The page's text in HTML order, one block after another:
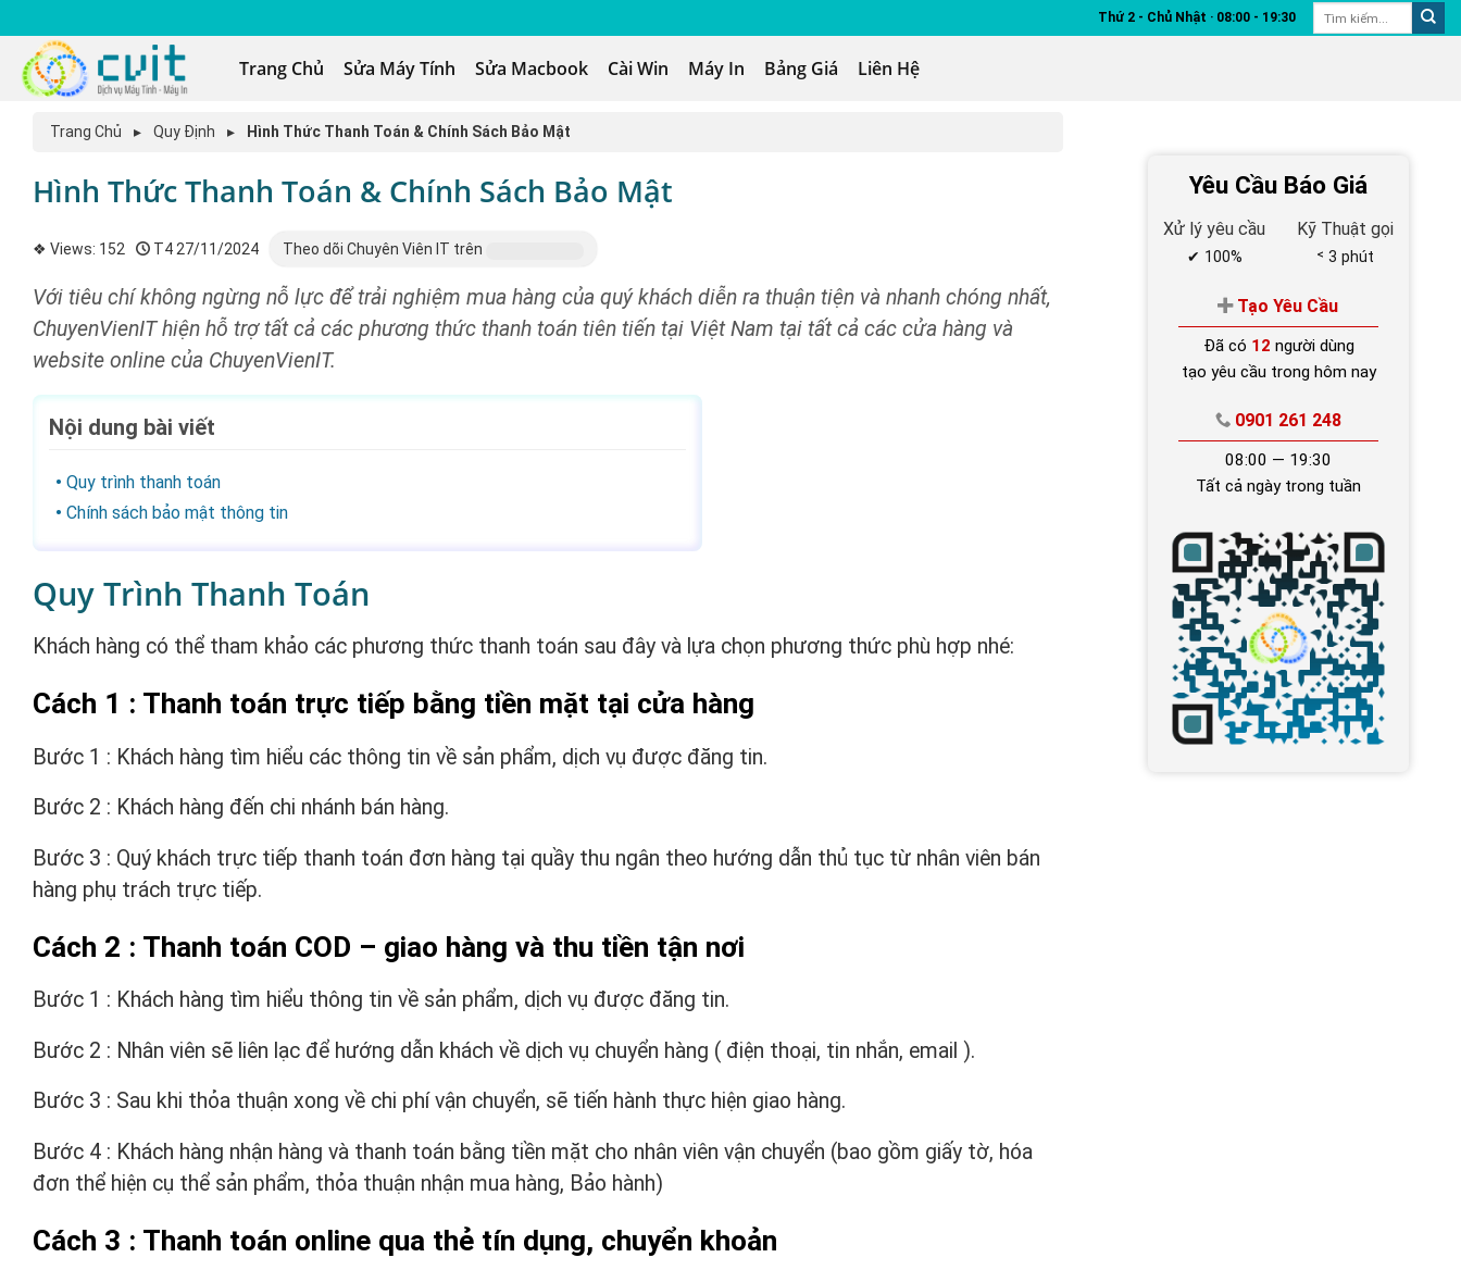
Thứ 2 - Chủ Nhật ‧ 08:00 - 19:30
Trang Chủ Sửa Máy Tính Sửa Macbook Cài Win Máy In Bảng Giá Liên Hệ
Trang Chủ ▸ Quy Định ▸ Hình Thức Thanh Toán & Chính Sách Bảo Mật
Hình Thức Thanh Toán & Chính Sách Bảo Mật
❖ Views: 152 T4 27/11/2024 Theo dõi Chuyên Viên IT trên
Với tiêu chí không ngừng nỗ lực để trải nghiệm mua hàng của quý khách diễn ra thuận tiện và nhanh chóng nhất,
ChuyenVienIT hiện hỗ trợ tất cả các phương thức thanh toán tiên tiến tại Việt Nam tại tất cả các cửa hàng và
website online của ChuyenVienIT.
Nội dung bài viết
Quy trình thanh toán
Chính sách bảo mật thông tin
Quy Trình Thanh Toán
Khách hàng có thể tham khảo các phương thức thanh toán sau đây và lựa chọn phương thức phù hợp nhé:
Cách 1 : Thanh toán trực tiếp bằng tiền mặt tại cửa hàng
Bước 1 : Khách hàng tìm hiểu các thông tin về sản phẩm, dịch vụ được đăng tin.
Bước 2 : Khách hàng đến chi nhánh bán hàng.
Bước 3 : Quý khách trực tiếp thanh toán đơn hàng tại quầy thu ngân theo hướng dẫn thủ tục từ nhân viên bán
hàng phụ trách trực tiếp.
Cách 2 : Thanh toán COD – giao hàng và thu tiền tận nơi
Bước 1 : Khách hàng tìm hiểu thông tin về sản phẩm, dịch vụ được đăng tin.
Bước 2 : Nhân viên sẽ liên lạc để hướng dẫn khách về dịch vụ chuyển hàng ( điện thoại, tin nhắn, email ).
Bước 3 : Sau khi thỏa thuận xong về chi phí vận chuyển, sẽ tiến hành thực hiện giao hàng.
Bước 4 : Khách hàng nhận hàng và thanh toán bằng tiền mặt cho nhân viên vận chuyển (bao gồm giấy tờ, hóa
đơn thể hiện cụ thể sản phẩm, thỏa thuận nhận mua hàng, Bảo hành)
Cách 3 : Thanh toán online qua thẻ tín dụng, chuyển khoản
Yêu Cầu Báo Giá
Xử lý yêu cầu
✔ 100%
Kỹ Thuật gọi
˂ 3 phút
Tạo Yêu Cầu
Đã có 12 người dùng
tạo yêu cầu trong hôm nay
0901 261 248
08:00 — 19:30
Tất cả ngày trong tuần